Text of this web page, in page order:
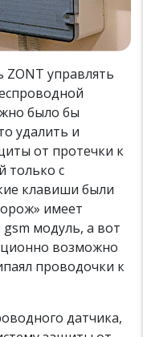
ZONT управлять
было бы
удалить и
от протечки к
только с
клавиши были
имеет
модуль, а вот
возможно
проводочки к
датчика,